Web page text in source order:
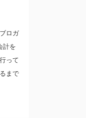
ロガ
計を
って
まで